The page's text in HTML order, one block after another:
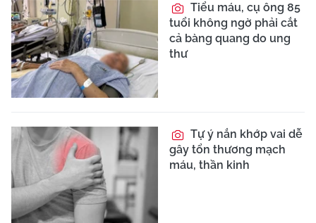
Tiểu máu, cụ ông 85
tuổi không ngờ phải cắt
cả bàng quang do ung
thư
Tự ý nắn khớp vai dễ
gây tổn thương mạch
máu, thần kinh